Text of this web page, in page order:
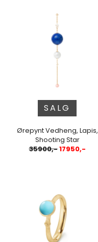
SALG
Ørepynt Vedheng, Lapis,
Shooting Star
35900,-17950,-